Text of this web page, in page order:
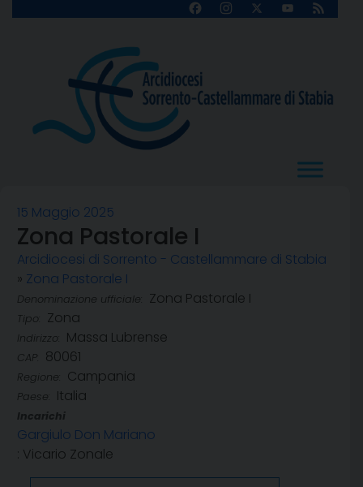
FacebookInstagram
X
YouTube
Feed
15 Maggio 2025
Zona Pastorale I
Arcidiocesi di Sorrento - Castellammare di Stabia
» Zona Pastorale I
Denominazione ufficiale: Zona Pastorale I
Tipo: Zona
Indirizzo: Massa Lubrense
CAP: 80061
Regione: Campania
Paese: Italia
Incarichi
Gargiulo Don Mariano
: Vicario Zonale